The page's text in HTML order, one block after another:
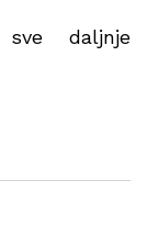
daljnje